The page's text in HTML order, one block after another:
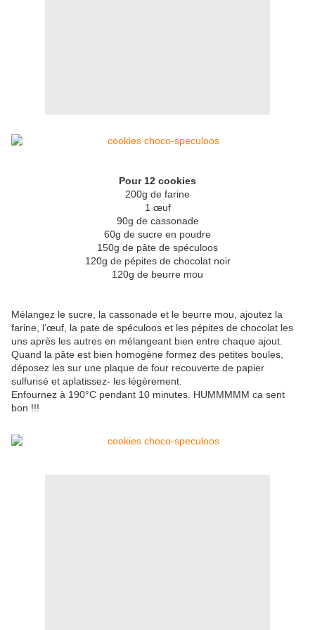
Pour 12 cookies
200g de farine
1 œuf
90g de cassonade
60g de sucre en poudre
150g de pâte de spéculoos
120g de pépites de chocolat noir
120g de beurre mou
Mélangez le sucre, la cassonade et le beurre mou, ajoutez la
farine, l’œuf, la pate de spéculoos et les pépites de chocolat les
uns après les autres en mélangeant bien entre chaque ajout.
Quand la pâte est bien homogène formez des petites boules,
déposez les sur une plaque de four recouverte de papier
sulfurisé et aplatissez- les légèrement.
Enfournez à 190°C pendant 10 minutes. HUMMMMM ca sent
bon !!!